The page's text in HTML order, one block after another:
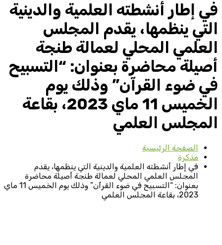
في إطار أنشطته العلمية والدينية
التي ينظمها، يقدم المجلس
العلمي المحلي لعمالة طنجة
أصيلة محاضرة بعنوان: “التسبيح
في ضوء القرآن” وذلك يوم
الخميس 11 ماي 2023، بقاعة
المجلس العلمي
الصفحة الرئيسية
مذكرة
في إطار أنشطته العلمية والدينية التي ينظمها، يقدم
المجلس العلمي المحلي لعمالة طنجة أصيلة محاضرة
بعنوان: “التسبيح في ضوء القرآن” وذلك يوم الخميس 11 ماي
2023، بقاعة المجلس العلمي